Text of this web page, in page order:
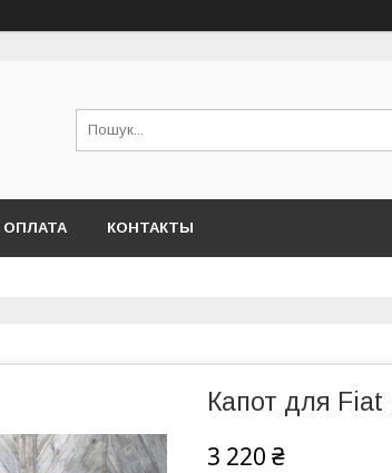
ОПЛАТА КОНТАКТЫ
Капот для Fiat
3 220 ₴